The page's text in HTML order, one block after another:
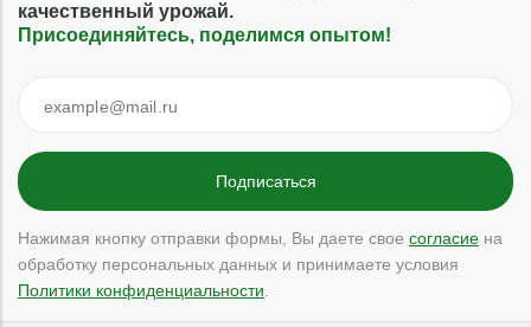
качественный урожай.
Присоединяйтесь, поделимся опытом!
Нажимая кнопку отправки формы, Вы даете свое согласие на
обработку персональных данных и принимаете условия
Политики конфиденциальности